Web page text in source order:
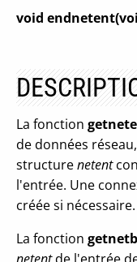
void
La fonction
de données
structurenetent
l'entrée. Une
créée si nécessaire.
La fonction